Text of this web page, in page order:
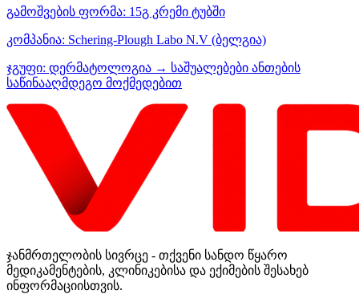
გამოშვების ფორმა: 15გ კრემი ტუბში
კომპანია: Schering-Plough Labo N.V (ბელგია)
ჯგუფი: დერმატოლოგია → საშუალებები ანთების
საწინააღმდეგო მოქმედებით
ჯანმრთელობის სივრცე - თქვენი სანდო წყარო
მედიკამენტების, კლინიკებისა და ექიმების შესახებ
ინფორმაციისთვის.